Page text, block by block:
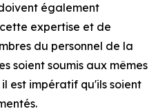
également
expertise et de
du personnel de la
soient soumis aux mêmes
est impératif qu'ils soient